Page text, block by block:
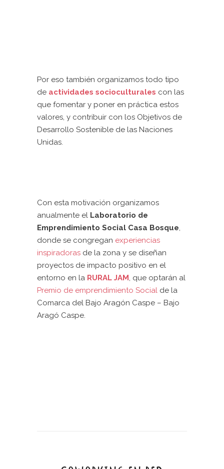
Por eso también organizamos todo tipo
de actividades socioculturales con las
que fomentar y poner en práctica estos
valores, y contribuir con los Objetivos de
Desarrollo Sostenible de las Naciones
Unidas.
Con esta motivación organizamos
anualmente el Laboratorio de
Emprendimiento Social Casa Bosque,
donde se congregan experiencias
inspiradoras de la zona y se diseñan
proyectos de impacto positivo en el
entorno en la RURAL JAM , que optarán al
Premio de emprendimiento Social de la
Comarca del Bajo Aragón Caspe – Bajo
Aragó Caspe.